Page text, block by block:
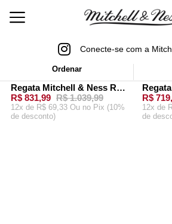
Conecte-se com a
Ordenar
MitchellAndNess mitchellandness Busca:
-20%Regata Mitchell & Ness Road Swingman Jersey Charlotte Hornets 1992-93 Dell Curry Verde
R$ 831,99 R$ 1.039,99
12x de R$ 69,33 Ou no Pix (10%
de desconto)
R$
12x de
de